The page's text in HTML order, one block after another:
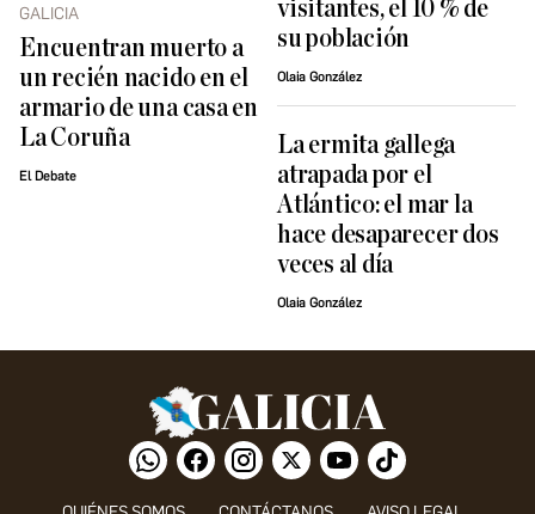
GALICIA
Encuentran muerto a
un recién nacido en el
armario de una casa en
La Coruña
El Debate
visitantes, el 10 % de
su población
Olaia González
La ermita gallega
atrapada por el
Atlántico: el mar la
hace desaparecer dos
veces al día
Olaia González